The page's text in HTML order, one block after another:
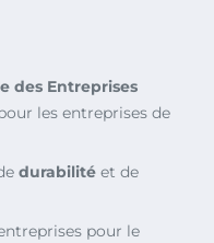
des Entreprises
les entreprises de
durabilité et de
pour le